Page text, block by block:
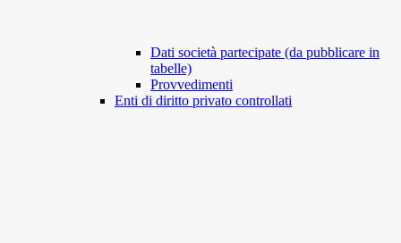
Dati società partecipate (da pubblicare in
tabelle)
Provvedimenti
Enti di diritto privato controllati